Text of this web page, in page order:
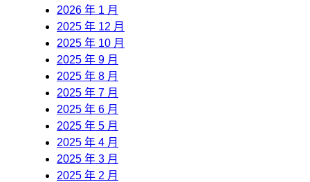
2026 年 1 月
2025 年 12 月
2025 年 10 月
2025 年 9 月
2025 年 8 月
2025 年 7 月
2025 年 6 月
2025 年 5 月
2025 年 4 月
2025 年 3 月
2025 年 2 月